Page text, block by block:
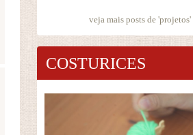
veja mais posts de 'projetos'
COSTURICES